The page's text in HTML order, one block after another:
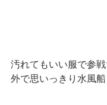
汚れてもいい服で参
外で思いっきり水風船